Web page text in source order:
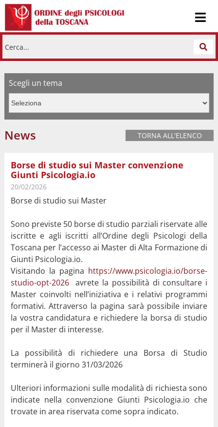
Cerca...
Scegli un tema
News TORNA ALL'ELENCO
Borse di studio sui Master convenzione
Giunti Psicologia.io
20/02/2026
Borse di studio sui Master
Sono previste 50 borse di studio parziali riservate alle
iscritte e agli iscritti all’Ordine degli Psicologi della
Toscana per l’accesso ai Master di Alta Formazione di
Giunti Psicologia.io.
Visitando la pagina https://www.psicologia.io/borse-
studio-opt-2026avrete la possibilità di consultare i
Master coinvolti nell’iniziativa e i relativi programmi
formativi. Attraverso la pagina sarà possibile inviare
la vostra candidatura e richiedere la borsa di studio
per il Master di interesse.
La possibilità di richiedere una Borsa di Studio
terminerà il giorno 31/03/2026
Ulteriori informazioni sulle modalità di richiesta sono
indicate nella convenzione Giunti Psicologia.io che
trovate in area riservata come sopra indicato.